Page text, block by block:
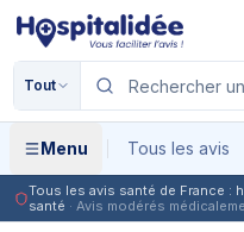
Aller au contenu principal
Tout
Menu Tous les avis
Tous les avis santé de France :
santé · Avis modérés